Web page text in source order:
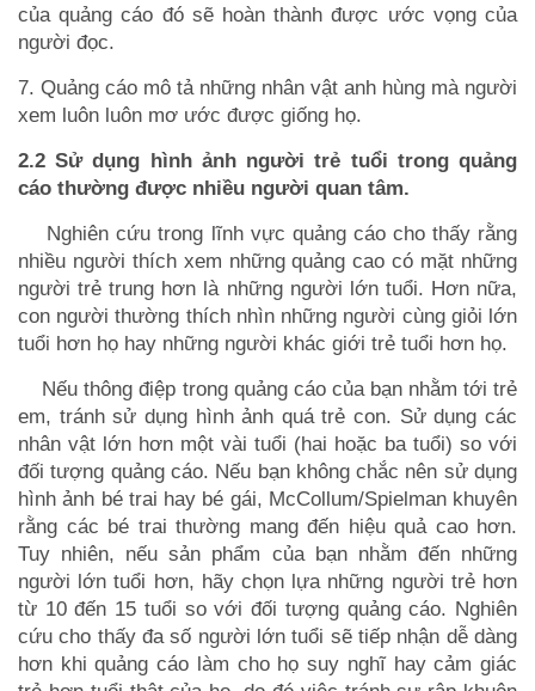
của quảng cáo đó sẽ hoàn thành được ước vọng của
người đọc.
7. Quảng cáo mô tả những nhân vật anh hùng mà người
xem luôn luôn mơ ước được giống họ.
2.2 Sử dụng hình ảnh người trẻ tuổi trong quảng
cáo thường được nhiều người quan tâm.
Nghiên cứu trong lĩnh vực quảng cáo cho thấy rằng
nhiều người thích xem những quảng cao có mặt những
người trẻ trung hơn là những người lớn tuổi. Hơn nữa,
con người thường thích nhìn những người cùng giỏi lớn
tuổi hơn họ hay những người khác giới trẻ tuổi hơn họ.
Nếu thông điệp trong quảng cáo của bạn nhằm tới trẻ
em, tránh sử dụng hình ảnh quá trẻ con. Sử dụng các
nhân vật lớn hơn một vài tuổi (hai hoặc ba tuổi) so với
đối tượng quảng cáo. Nếu bạn không chắc nên sử dụng
hình ảnh bé trai hay bé gái, McCollum/Spielman khuyên
rằng các bé trai thường mang đến hiệu quả cao hơn.
Tuy nhiên, nếu sản phẩm của bạn nhằm đến những
người lớn tuổi hơn, hãy chọn lựa những người trẻ hơn
từ 10 đến 15 tuổi so với đối tượng quảng cáo. Nghiên
cứu cho thấy đa số người lớn tuổi sẽ tiếp nhận dễ dàng
hơn khi quảng cáo làm cho họ suy nghĩ hay cảm giác